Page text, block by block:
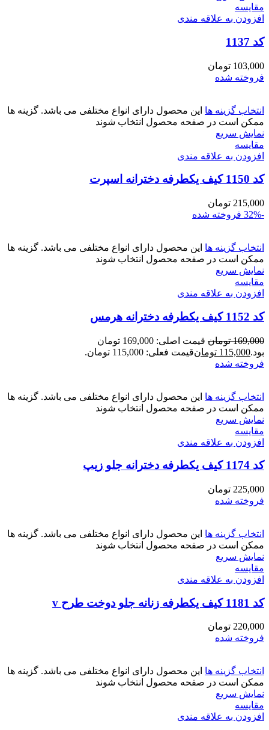
مقايسه
افزودن به علاقه مندی
کد 1137
103,000 تومان
فروخته شده
انتخاب گزینه ها این محصول دارای انواع مختلفی می باشد. گزینه ها
ممکن است در صفحه محصول انتخاب شوند
نمایش سریع
مقايسه
افزودن به علاقه مندی
کد 1150 کیف یکطرفه دخترانه اسپرت
215,000 تومان
-32%
فروخته شده
انتخاب گزینه ها این محصول دارای انواع مختلفی می باشد. گزینه ها
ممکن است در صفحه محصول انتخاب شوند
نمایش سریع
مقايسه
افزودن به علاقه مندی
کد 1152 کیف یکطرفه دخترانه هرمس
169,000 تومان
قیمت اصلی: 169,000 تومان
بود.115,000 تومانقیمت فعلی: 115,000 تومان.
فروخته شده
انتخاب گزینه ها این محصول دارای انواع مختلفی می باشد. گزینه ها
ممکن است در صفحه محصول انتخاب شوند
نمایش سریع
مقايسه
افزودن به علاقه مندی
کد 1174 کیف یکطرفه دخترانه جلو زیپ
225,000 تومان
فروخته شده
انتخاب گزینه ها این محصول دارای انواع مختلفی می باشد. گزینه ها
ممکن است در صفحه محصول انتخاب شوند
نمایش سریع
مقايسه
افزودن به علاقه مندی
کد 1181 کیف یکطرفه زنانه جلو دوخت طرح v
220,000 تومان
فروخته شده
انتخاب گزینه ها این محصول دارای انواع مختلفی می باشد. گزینه ها
ممکن است در صفحه محصول انتخاب شوند
نمایش سریع
مقايسه
افزودن به علاقه مندی